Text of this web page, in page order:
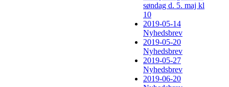
søndag d. 5. maj kl
10
2019-05-14
Nyhedsbrev
2019-05-20
Nyhedsbrev
2019-05-27
Nyhedsbrev
2019-06-20